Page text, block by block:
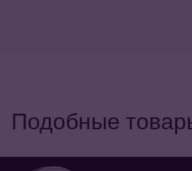
Подобные